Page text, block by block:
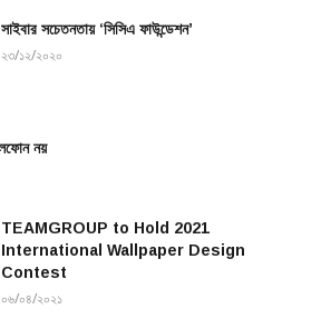
২৩/১২/২০২০
International Wallpaper Design
Contest
০৬/০৪/২০২১